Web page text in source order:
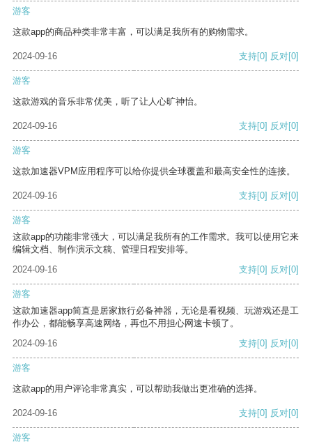
游客
这款app的商品种类非常丰富，可以满足我所有的购物需求。
2024-09-16 支持[0] 反对[0]
游客
这款游戏的音乐非常优美，听了让人心旷神怡。
2024-09-16 支持[0] 反对[0]
游客
这款加速器VPM应用程序可以给你提供全球覆盖和最高安全性的连接。
2024-09-16 支持[0] 反对[0]
游客
这款app的功能非常强大，可以满足我所有的工作需求。我可以使用它来
编辑文档、制作演示文稿、管理日程安排等。
2024-09-16
支持[0] 反对[0]
游客
这款加速器app简直是居家旅行必备神器，无论是看视频、玩游戏还是工
作办公，都能畅享高速网络，再也不用担心网速卡顿了。
2024-09-16
支持[0] 反对[0]
游客
这款app的用户评论非常真实，可以帮助我做出更准确的选择。
2024-09-16 支持[0] 反对[0]
游客